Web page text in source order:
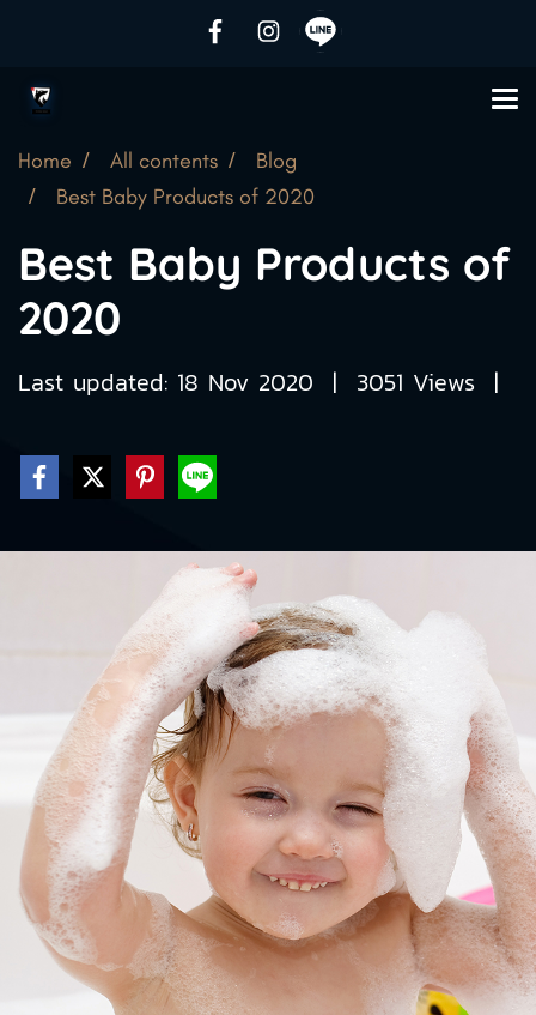
Home All contents
Blog
Best Baby Products of 2020
Best Baby Products of
2020
Last updated: 18 Nov 2020 | 3051 Views |